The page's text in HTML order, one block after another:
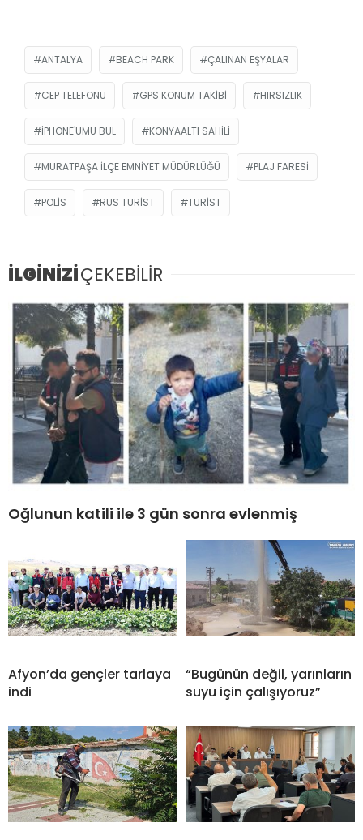
ANTALYA BEACH PARK ÇALINAN EŞYALAR
CEP TELEFONU GPS KONUM TAKIBI HIRSIZLIK
IPHONE'UMU BUL KONYAALTI SAHILI
MURATPAŞA İLÇE EMNIYET MÜDÜRLÜĞÜ PLAJ FARESI
POLIS RUS TURIST TURIST
İLGİNİZİÇEKEBİLİR
Oğlunun katili ile 3 gün sonra evlenmiş
Afyon’da gençler tarlaya
indi
“Bugünün değil, yarınların
suyu için çalışıyoruz”